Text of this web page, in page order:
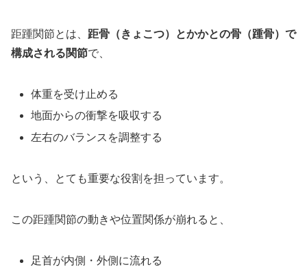
距踵関節とは、 距骨（きょこつ）とかかとの骨（踵骨）で
構成される関節で、
体重を受け止める
地面からの衝撃を吸収する
左右のバランスを調整する
という、とても重要な役割を担っています。
この距踵関節の動きや位置関係が崩れると、
足首が内側・外側に流れる